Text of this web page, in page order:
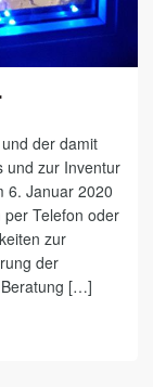
der damit
und zur Inventur
6. Januar 2020
Telefon oder
zur
der
Beratung […]